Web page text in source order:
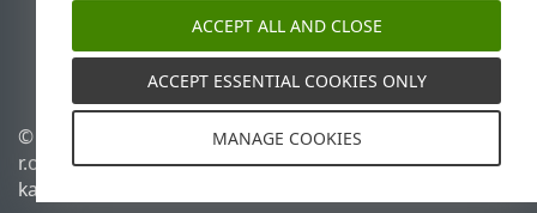
ESET Status Portal
Piirkondlik tugi
© 1992 - 2026 ESET, spol. s
r.o. – kõik õigused on
kaitstud.
Küpsisepoliitika
ACCEPT ALL AND CLOSE
ACCEPT ESSENTIAL COOKIES ONLY
MANAGE COOKIES